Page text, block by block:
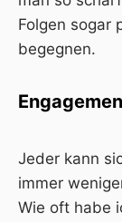
Folgen sogar
begegnen.
Jeder kann
immer
Wie oft habe